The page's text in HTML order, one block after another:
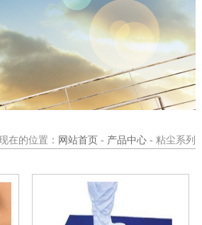
在的位置： 网站首页 - 产品中心 - 粘尘系列